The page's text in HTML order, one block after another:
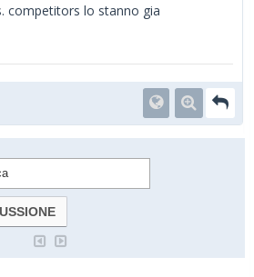
competitors lo stanno gia